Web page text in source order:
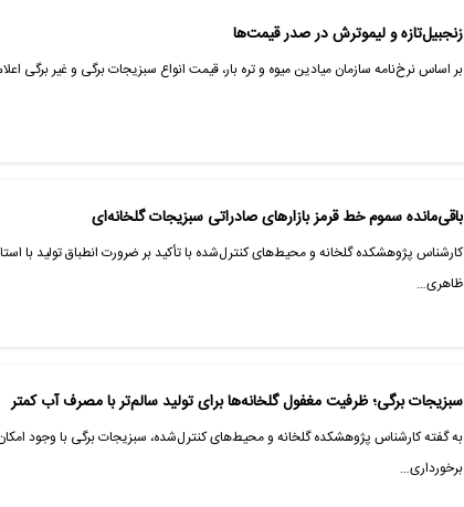
زنجبیل‌تازه و لیموترش در صدر قیمت‌ها
بر اساس نرخ‌نامه سازمان میادین میوه و تره بار، قیمت انواع سبزیجات برگی و غیر برگی
باقی‌مانده سموم خط قرمز بازارهای صادراتی سبزیجات گلخانه‌ای
کارشناس پژوهشکده گلخانه و محیط‌های کنترل‌شده با تأکید بر ضرورت انطباق تولید با
ظاهری…
سبزیجات برگی؛ ظرفیت مغفول گلخانه‌ها برای تولید سالم‌تر با مصرف آب کمتر
به گفته کارشناس پژوهشکده گلخانه و محیط‌های کنترل‌شده، سبزیجات برگی با وجود
برخورداری…